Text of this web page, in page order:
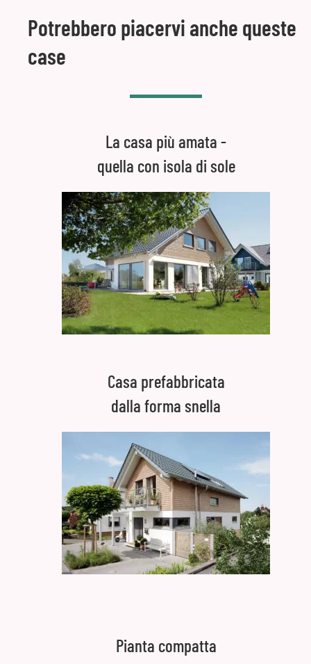
Potrebbero piacervi anche queste
case
La casa più amata -
quella con isola di sole
Casa prefabbricata
dalla forma snella
Pianta compatta